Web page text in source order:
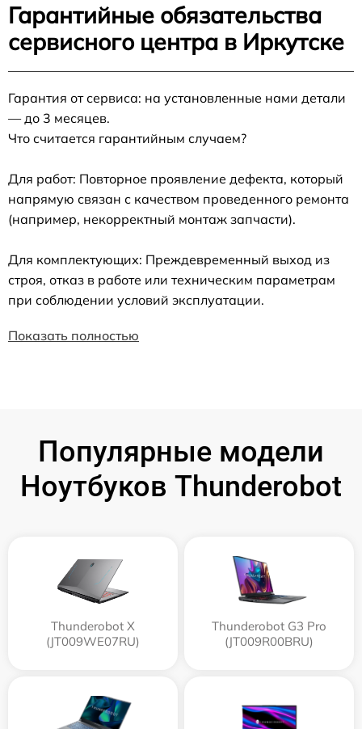
Гарантийные обязательства
сервисного центра в Иркутске
Гарантия от сервиса: на установленные нами детали
— до 3 месяцев.
Что считается гарантийным случаем?
Для работ: Повторное проявление дефекта, который
напрямую связан с качеством проведенного ремонта
(например, некорректный монтаж запчасти).
Для комплектующих: Преждевременный выход из
строя, отказ в работе или техническим параметрам
при соблюдении условий эксплуатации.
Показать полностью
Популярные модели
Ноутбуков Thunderobot
Thunderobot X
(JT009WE07RU)
Thunderobot G3 Pro
(JT009R00BRU)